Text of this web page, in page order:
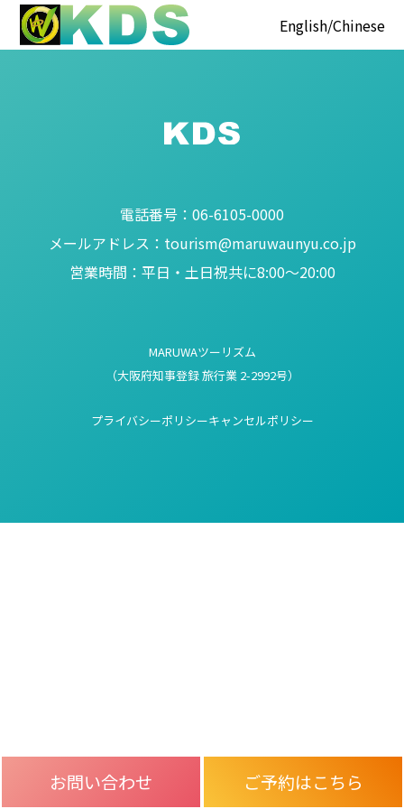
English Chinese
電話番号： 06-6105-0000
メールアドレス： tourism@maruwaunyu.co.jp
営業時間： 平日・土日祝共に8:00～20:00
MARUWAツーリズム
（大阪府知事登録 旅行業 2-2992号）
プライバシーポリシーキャンセルポリシー
お問い合わせ ご予約はこちら